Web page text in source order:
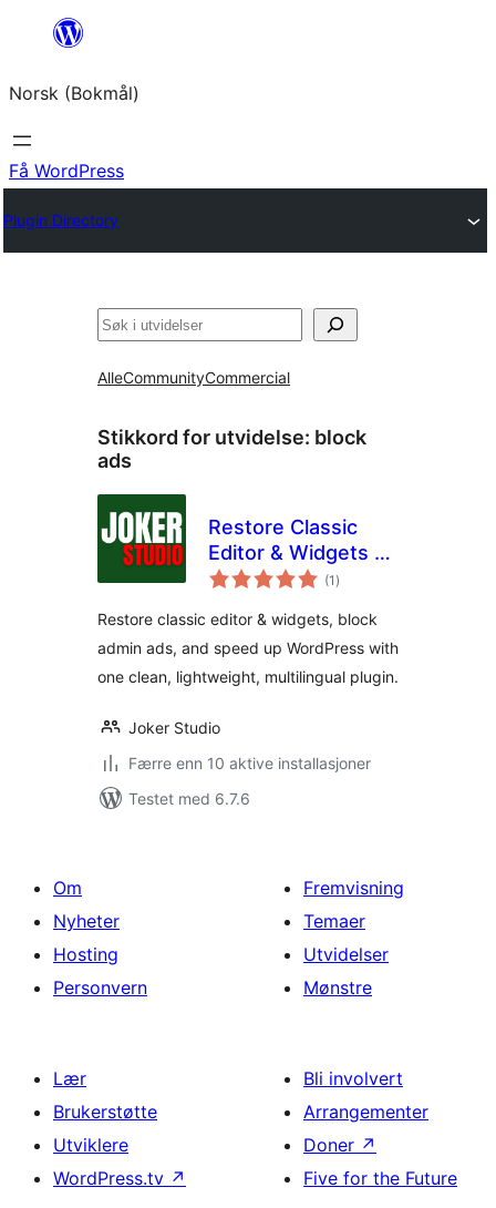
Hopp
innhold
Norsk (Bokmål)
Få WordPress
Plugin Directory
Søk
AlleCommunityCommercial
Stikkord for utvidelse: block
ads
Restore Classic
Editor & Widgets –
Clean &
Dashboard
(1 totale
vurderinger
)
Restore classic editor & widgets, block
admin ads, and speed up WordPress with
one clean, lightweight, multilingual plugin.
Joker Studio
Færre enn 10 aktive installasjoner
Testet med 6.7.6
Om
Nyheter
Hosting
Personvern
Fremvisning
Temaer
Utvidelser
Mønstre
Lær
Brukerstøtte
Utviklere
WordPress.tv ↗
Bli involvert
Arrangementer
Doner ↗
Five for the Future